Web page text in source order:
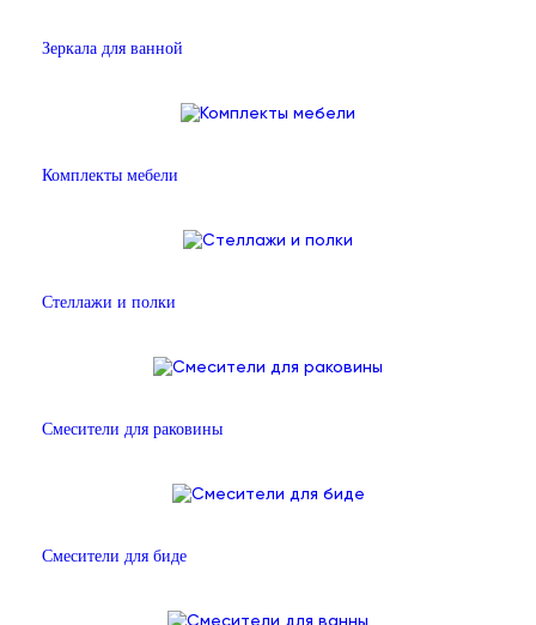
Зеркала для ванной
Комплекты мебели
Стеллажи и полки
Смесители для раковины
Смесители для биде